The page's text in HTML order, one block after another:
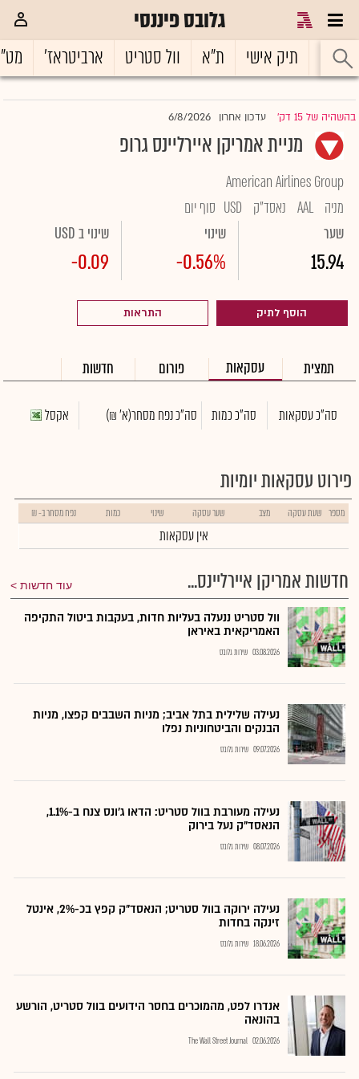
גלובס פיננסי
ראשי תיק אישי ת"א וול סטריט ארביטראז'
בהשהיה של 15 דק' |עדכון אחרון 6/8/2026
מניית אמריקן איירליינס גרופ
American Airlines Group
מניה AAL נאסד"ק USD סוף יום
שער
15.94
שינוי
-0.56%
שינוי ב USD
-0.09
הוסף לתיק התראות
תמצית עסקאות פורום חדשות
סה"כ עסקאות סה"כ כמות סה"כ נפח מסחר(א' ₪) אקסל
פירוט עסקאות יומיות
מספר שעת עסקה מצב שער עסקה שינוי כמות נפח מסחר ב- ₪
אין עסקאות
חדשות אמריקן איירליינס... עוד חדשות
וול סטריט ננעלה בעליות חדות, בעקבות ביטול התקיפה
האמריקאית באיראן
03.08.2026 שירות גלובס
נעילה שלילית בתל אביב; מניות השבבים קפצו, מניות
הבנקים והביטחוניות נפלו
09.07.2026 שירות גלובס
נעילה מעורבת בוול סטריט: הדאו ג'ונס צנח ב-1.1%,
הנאסד"ק נעל בירוק
08.07.2026 שירות גלובס
נעילה ירוקה בוול סטריט; הנאסד"ק קפץ בכ-2%, אינטל
זינקה בחדות
18.06.2026 שירות גלובס
אנדרו לפט, מהמוכרים בחסר הידועים בוול סטריט, הורשע
בהונאה
02.06.2026
The Wall Street Journal